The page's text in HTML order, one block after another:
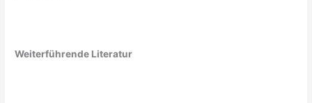
Weiterführende Literatur